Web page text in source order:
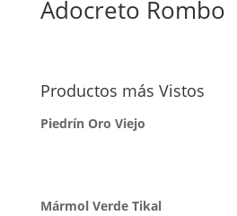
Adocreto Rombo
Productos más Vistos
Piedrín Oro Viejo
Mármol Verde Tikal